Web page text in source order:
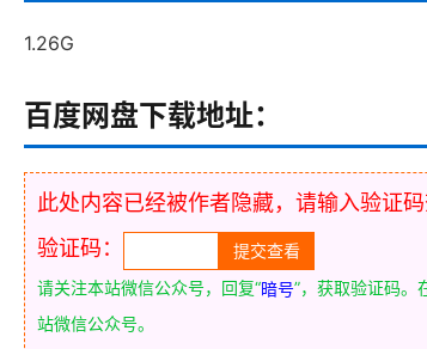
1.26G
百度网盘下载地址：
此处内容已经被作者隐藏，请输入验证
验证码：
请关注本站微信公众号，回复“暗号”，获取验证码。
站微信公众号。